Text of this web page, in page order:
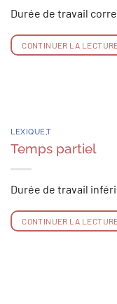
Durée de travail
CONTINUER LA
LEXIQUE,T
Temps partiel
Durée de travail
CONTINUER LA